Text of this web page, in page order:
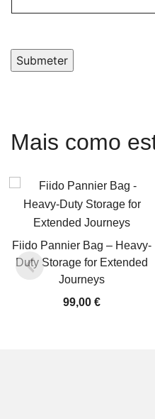
Submeter
Mais como
Fiido Pannier Bag – Heavy-
Duty Storage for Extended
Journeys
99,00€